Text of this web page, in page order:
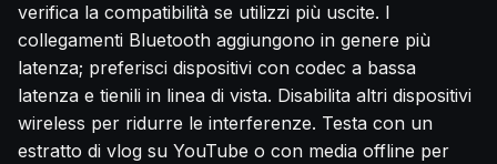
verifica la compatibilità se utilizzi più uscite. I
collegamenti Bluetooth aggiungono in genere più
latenza; preferisci dispositivi con codec a bassa
latenza e tienili in linea di vista. Disabilita altri dispositivi
wireless per ridurre le interferenze. Testa con un
estratto di vlog su YouTube o con media offline per